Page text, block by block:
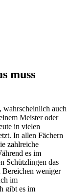
muss
wahrscheinlich auch
Meister oder
in vielen
In allen Fächern
zahlreiche
es im
Schützlingen das
weniger
im
gibt es im